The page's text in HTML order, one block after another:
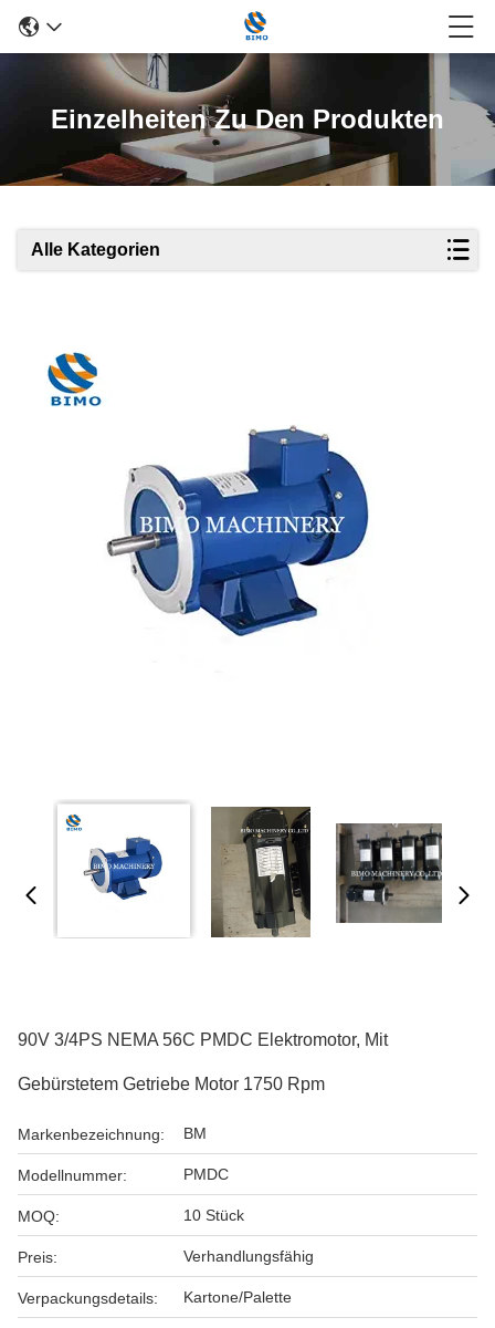
Einzelheiten Zu Den Produkten
Alle Kategorien
90V 3/4PS NEMA 56C PMDC Elektromotor, Mit
Gebürstetem Getriebe Motor 1750 Rpm
Markenbezeichnung: BM
Modellnummer: PMDC
MOQ: 10 Stück
Preis: Verhandlungsfähig
Verpackungsdetails: Kartone/Palette